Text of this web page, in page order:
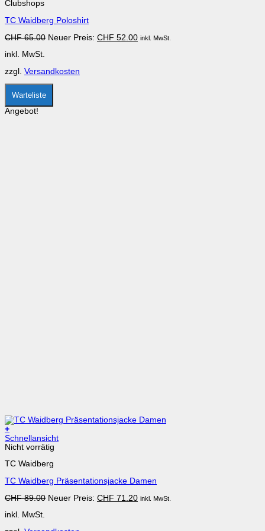
mehrere
auf.
Optionen
auf
Produktseite
gewählt
werden
Clubshops
TC Waidberg Poloshirt
CHF65.00 Ursprünglicher
Neuer Preis: CHF 52.00Aktueller
inkl. MwSt.
inkl. MwSt.
zzgl. Versandkosten
Warteliste
Angebot!
+
Dieses
Produkt
mehrere
auf.
Optionen
auf
Schnellansicht
Nicht vorrätig
TC Waidberg
TC Waidberg Präsentationsjacke Damen
CHF89.00 Ursprünglicher
Neuer Preis: CHF 71.20Aktueller
inkl. MwSt.
inkl. MwSt.